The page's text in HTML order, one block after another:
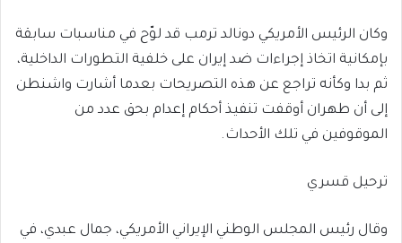
وكان الرئيس الأمريكي دونالد ترمب قد لوّح في مناسبات سابقة
بإمكانية اتخاذ إجراءات ضد إيران على خلفية التطورات الداخلية،
ثم بدا وكأنه تراجع عن هذه التصريحات بعدما أشارت واشنطن
إلى أن طهران أوقفت تنفيذ أحكام إعدام بحق عدد من
الموقوفين في تلك الأحداث.
ترحيل قسري
وقال رئيس المجلس الوطني الإيراني الأمريكي، جمال عبدي، في